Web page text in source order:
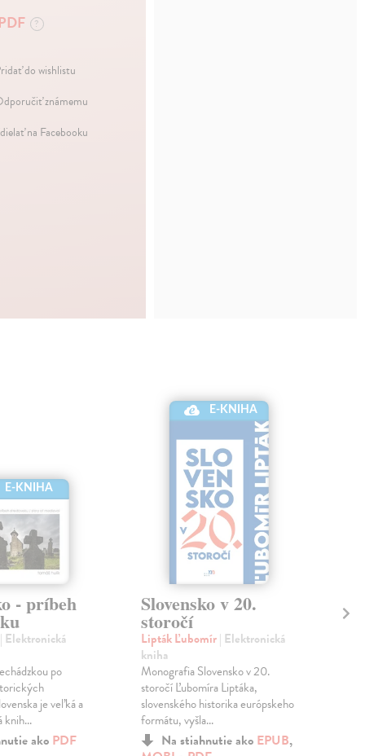
PDF ?
do wishlistu
známemu
na Facebooku
E-KNIHA
- príbeh
| Elektronická
po
je veľká a
knih...
ako PDF
E-KNIHA
Slovensko v 20.
storočí
Lipták Ľubomír| Elektronická
kniha
Monografia Slovensko v 20.
storočí Ľubomíra Liptáka,
slovenského historika európskeho
formátu, vyšla...
Na stiahnutie ako EPUB,